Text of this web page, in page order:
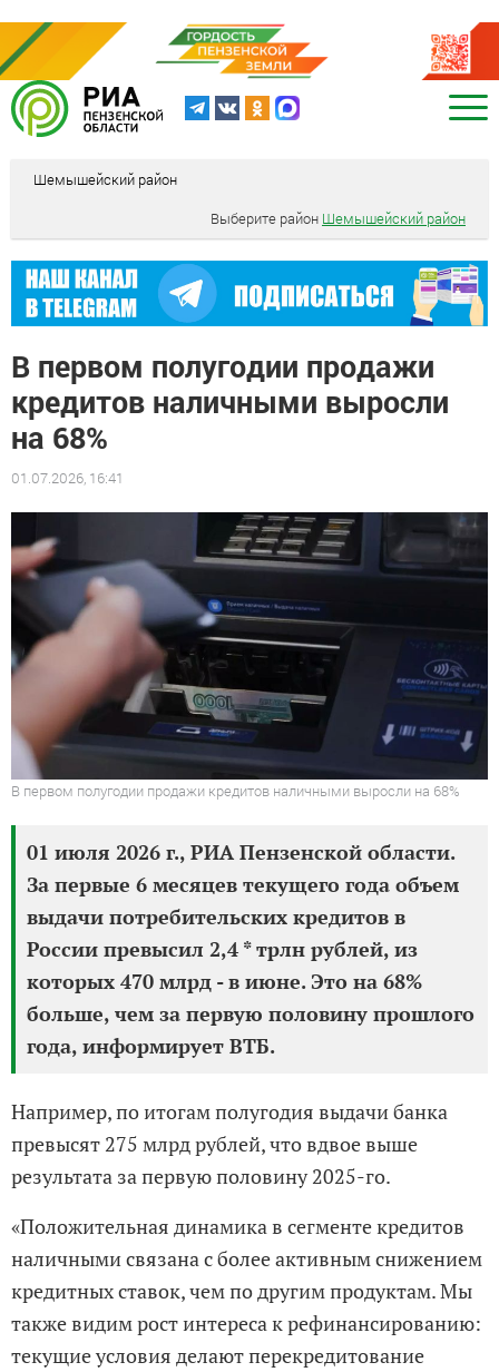
Шемышейский район
Выберите район Шемышейский район
В первом полугодии продажи
кредитов наличными выросли
на 68%
01.07.2026, 16:41
В первом полугодии продажи кредитов наличными выросли на 68%
01 июля 2026 г., РИА Пензенской области.
За первые 6 месяцев текущего года объем
выдачи потребительских кредитов в
России превысил 2,4 * трлн рублей, из
которых 470 млрд - в июне. Это на 68%
больше, чем за первую половину прошлого
года, информирует ВТБ.
Например, по итогам полугодия выдачи банка
превысят 275 млрд рублей, что вдвое выше
результата за первую половину 2025-го.
«Положительная динамика в сегменте кредитов
наличными связана с более активным снижением
кредитных ставок, чем по другим продуктам. Мы
также видим рост интереса к рефинансированию:
текущие условия делают перекредитование